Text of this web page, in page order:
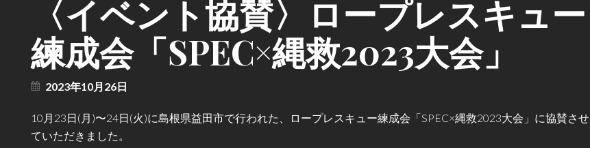
〈イベント協賛〉ロープレスキュー
練成会「SPEC×縄救2023大会」
2023年10月26日
10月23日(月)〜24日(火)に島根県益田市で行われた、ロープレスキュー練成会「SPEC×縄救2023大会」に協賛させ
ていただきました。